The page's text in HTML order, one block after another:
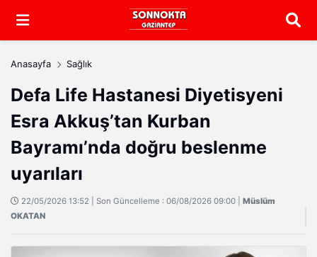
Arama
Anasayfa Sağlık
Defa Life Hastanesi Diyetisyeni
Esra Akkuş’tan Kurban
Bayramı’nda doğru beslenme
uyarıları
22/05/2026 13:52 | Son Güncelleme : 06/08/2026 09:00 | Müslüm
OKATAN